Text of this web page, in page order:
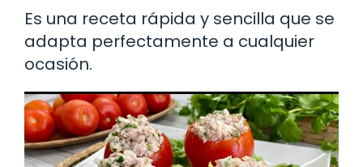
Es una receta rápida y sencilla que se
adapta perfectamente a cualquier
ocasión.